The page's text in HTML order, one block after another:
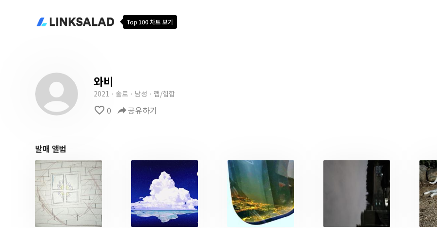
와비
2021 · 솔로 · 남성 · 랩/힙합
favorite_border 0 reply공유하기
발매 앨범